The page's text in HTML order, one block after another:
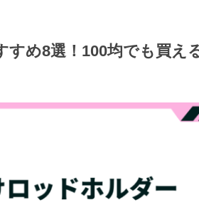
すめ8選！100均でも買え